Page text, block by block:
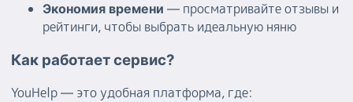
Экономия времени — просматривайте отзывы и
рейтинги, чтобы выбрать идеальную няню
Как работает сервис?
YouHelp — это удобная платформа, где: